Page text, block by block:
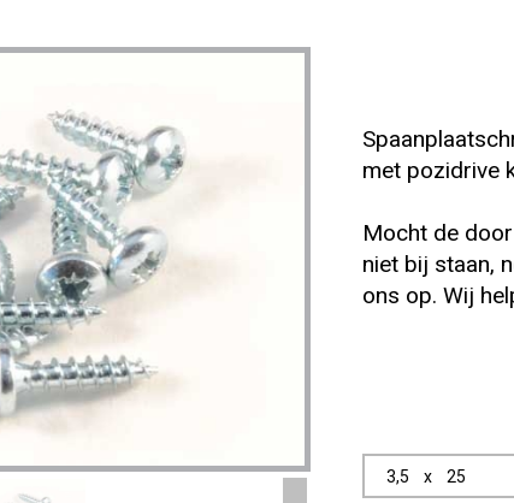
SPAANPLAATSCHROEVEN MET ZESKANTEN KOP
met pozidrive
Mocht de
niet bij staan,
ons op. Wij
3,5    x    25